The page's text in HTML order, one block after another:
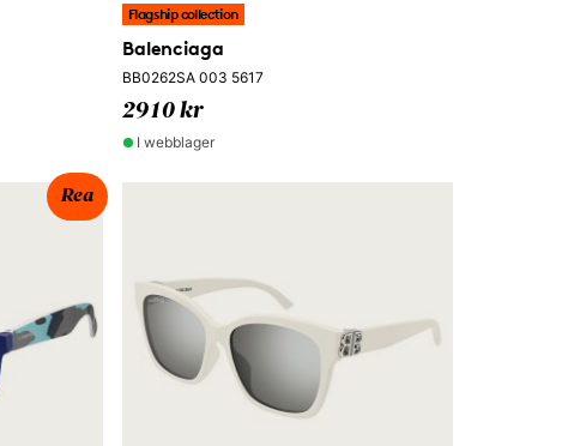
Flagship collection
Balenciaga
BB0262SA 003 5617
2910 kr
I webblager
Rea